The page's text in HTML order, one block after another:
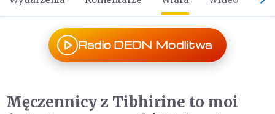
Radio DEON Modlitwa
Męczennicy z Tibhirine to moi